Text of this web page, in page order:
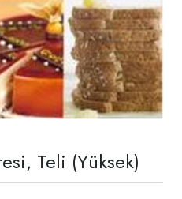
Teli (Yüksek)